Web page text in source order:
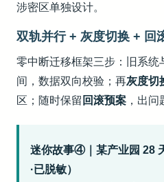
涉密区单独设计。
双轨并行 + 灰度切换 + 回
零中断迁移框架三步：旧系统
间，数据双向校验；再灰度切
区；随时保留 回滚预案 ，出
迷你故事④｜某产业园 28
·已脱敏）